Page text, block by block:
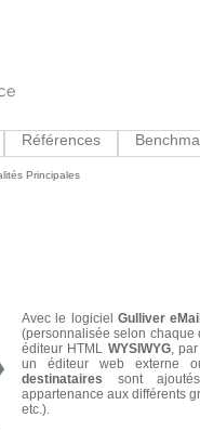
Références
Principales
Avec le logiciel Gulliver
(personnalisée selon chaque
éditeur HTML WYSIWYG,
un éditeur web externe
destinataires sont
appartenance aux différents
etc.).